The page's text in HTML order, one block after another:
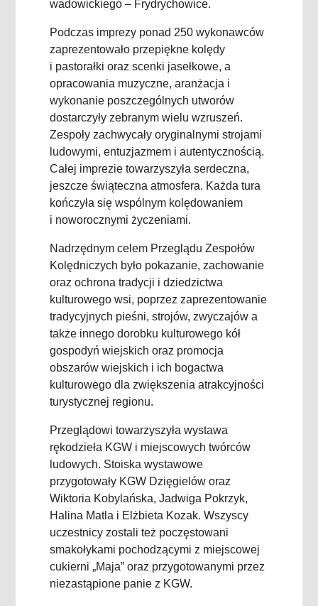
wadowickiego – Frydrychowice.
Podczas imprezy ponad 250 wykonawców
zaprezentowało przepiękne kolędy
i pastorałki oraz scenki jasełkowe, a
opracowania muzyczne, aranżacja i
wykonanie poszczególnych utworów
dostarczyły zebranym wielu wzruszeń.
Zespoły zachwycały oryginalnymi strojami
ludowymi, entuzjazmem i autentycznością.
Całej imprezie towarzyszyła serdeczna,
jeszcze świąteczna atmosfera. Każda tura
kończyła się wspólnym kolędowaniem
i noworocznymi życzeniami.
Nadrzędnym celem Przeglądu Zespołów
Kolędniczych było pokazanie, zachowanie
oraz ochrona tradycji i dziedzictwa
kulturowego wsi, poprzez zaprezentowanie
tradycyjnych pieśni, strojów, zwyczajów a
także innego dorobku kulturowego kół
gospodyń wiejskich oraz promocja
obszarów wiejskich i ich bogactwa
kulturowego dla zwiększenia atrakcyjności
turystycznej regionu.
Przeglądowi towarzyszyła wystawa
rękodzieła KGW i miejscowych twórców
ludowych. Stoiska wystawowe
przygotowały KGW Dzięgielów oraz
Wiktoria Kobylańska, Jadwiga Pokrzyk,
Halina Matla i Elżbieta Kozak. Wszyscy
uczestnicy zostali też poczęstowani
smakołykami pochodzącymi z miejscowej
cukierni „Maja” oraz przygotowanymi przez
niezastąpione panie z KGW.